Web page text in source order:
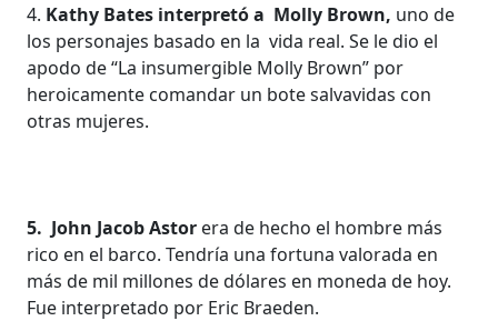
4. Kathy Bates interpretó a Molly Brown, uno de
los personajes basado en la vida real. Se le dio el
apodo de “La insumergible Molly Brown” por
heroicamente comandar un bote salvavidas con
otras mujeres.
5. John Jacob Astor era de hecho el hombre más
rico en el barco. Tendría una fortuna valorada en
más de mil millones de dólares en moneda de hoy.
Fue interpretado por Eric Braeden.